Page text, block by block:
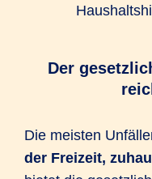
Der
Die meisten
der Freizeit,